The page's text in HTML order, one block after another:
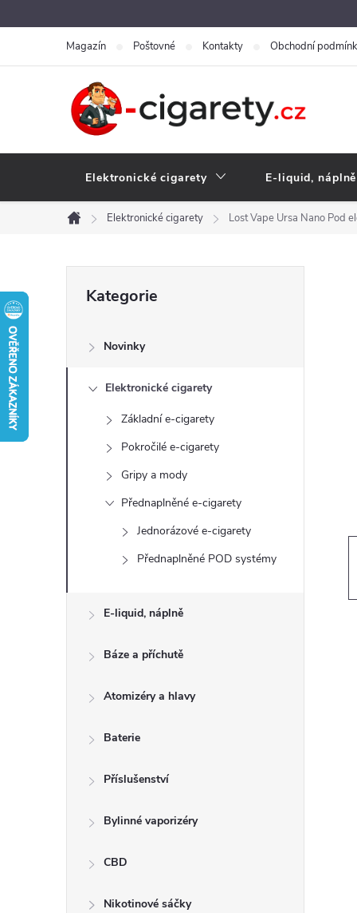
na
Magazín Poštovné Kontakty Obchodní
Elektronické cigarety E-liquid, náplně
Domů
Elektronické cigarety Lost Vape Ursa Nano Pod
s
í
kategorie
Kategorie
Novinky
Elektronické cigarety
Základní e-cigarety
Pokročilé e-cigarety
Gripy a mody
Přednaplněné e-cigarety
Jednorázové e-cigarety
Přednaplněné POD systémy
E-liquid, náplně
Báze a příchutě
Atomizéry a hlavy
Baterie
Příslušenství
Bylinné vaporizéry
CBD
Nikotinové sáčky